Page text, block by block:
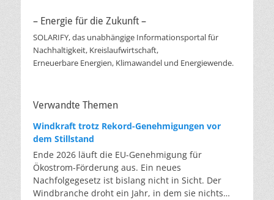
– Energie für die Zukunft –
SOLARIFY, das unabhängige Informationsportal für
Nachhaltigkeit, Kreislaufwirtschaft,
Erneuerbare Energien, Klimawandel und Energiewende.
Verwandte Themen
Windkraft trotz Rekord-Genehmigungen vor
dem Stillstand
Ende 2026 läuft die EU-Genehmigung für
Ökostrom-Förderung aus. Ein neues
Nachfolgegesetz ist bislang nicht in Sicht. Der
Windbranche droht ein Jahr, in dem sie nichts